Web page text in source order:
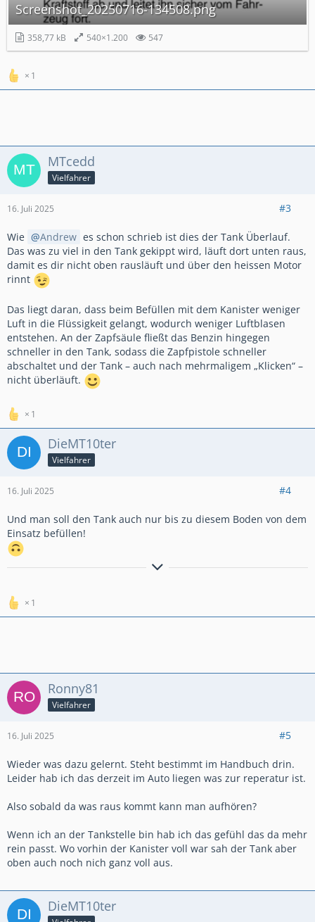
Screenshot_20250716-134508.png
358,77 kB 540×1.200 547
1
MTcedd
Vielfahrer
16. Juli 2025 #3
Wie Andrew es schon schrieb ist dies der Tank Überlauf.
Das was zu viel in den Tank gekippt wird, läuft dort unten raus,
damit es dir nicht oben rausläuft und über den heissen Motor
rinnt
Das liegt daran, dass beim Befüllen mit dem Kanister weniger
Luft in die Flüssigkeit gelangt, wodurch weniger Luftblasen
entstehen. An der Zapfsäule fließt das Benzin hingegen
schneller in den Tank, sodass die Zapfpistole schneller
abschaltet und der Tank – auch nach mehrmaligem „Klicken“ –
nicht überläuft.
1
DieMT10ter
Vielfahrer
16. Juli 2025 #4
Und man soll den Tank auch nur bis zu diesem Boden von dem
Einsatz befüllen!
2023er MT-10 SP (RN78) mit Acrapovic
1
Ronny81
Vielfahrer
16. Juli 2025 #5
Wieder was dazu gelernt. Steht bestimmt im Handbuch drin.
Leider hab ich das derzeit im Auto liegen was zur reperatur ist.
Also sobald da was raus kommt kann man aufhören?
Wenn ich an der Tankstelle bin hab ich das gefühl das da mehr
rein passt. Wo vorhin der Kanister voll war sah der Tank aber
oben auch noch nich ganz voll aus.
DieMT10ter